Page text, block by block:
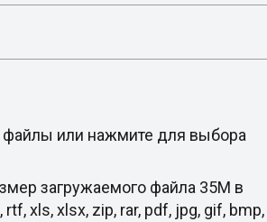
или нажмите для выбора
загружаемого файла 35M в
xls, xlsx, zip, rar, pdf, jpg, gif, bmp,